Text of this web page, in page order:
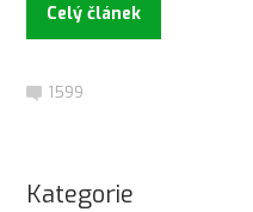
Celý článek
1599
Kategorie